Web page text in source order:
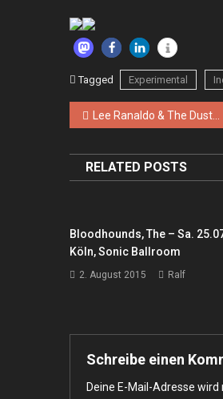
Tagged Experimental
Lee Ranaldo & The Dust, Bismuth – Mi. 13.11.2013 – Köln, Gebäude 9
RELATED POSTS
Bloodhounds, The – Sa.
Köln, Sonic Ballroom
2. August 2015 Ralf
Schreibe einen
Deine E-Mail-Adresse